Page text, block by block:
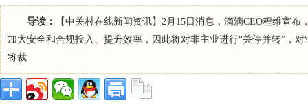
导读：
【中关村在线新闻资讯】2月15日消息，滴滴CEO程维宣
加大安全和合规投入、提升效率，因此将对非主业进行“关停并转”，
将裁